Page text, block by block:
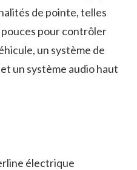
de pointe, telles
pouces pour contrôler
un système de
un système audio haut
électrique